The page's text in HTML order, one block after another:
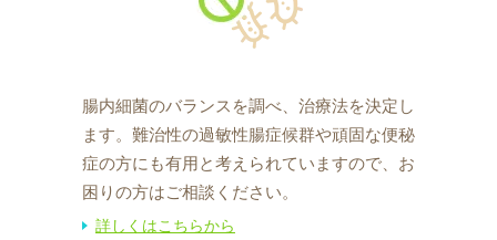
腸内細菌のバランスを調べ、治療法を決定し
ます。難治性の過敏性腸症候群や頑固な便秘
症の方にも有用と考えられていますので、お
困りの方はご相談ください。
詳しくはこちらから